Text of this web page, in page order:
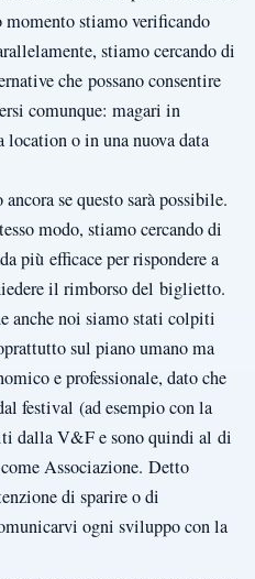
momento stiamo verificando
stiamo cercando di
che possano consentire
comunque: magari in
location o in una nuova data
se questo sarà possibile.
modo, stiamo cercando di
più efficace per rispondere a
il rimborso del biglietto.
anche noi siamo stati colpiti
sul piano umano ma
e professionale, dato che
festival (ad esempio con la
dalla V&F e sono quindi al di
Associazione. Detto
di sparire o di
ogni sviluppo con la